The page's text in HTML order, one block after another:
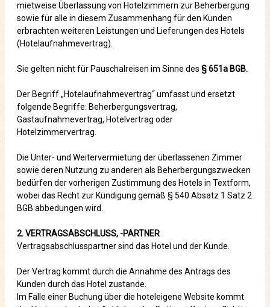
mietweise Überlassung von Hotelzimmern zur Beherbergung
sowie für alle in diesem Zusammenhang für den Kunden
erbrachten weiteren Leistungen und Lieferungen des Hotels
(Hotelaufnahmevertrag).
Sie gelten nicht für Pauschalreisen im Sinne des § 651a BGB.
Der Begriff „Hotelaufnahmevertrag“ umfasst und ersetzt
folgende Begriffe: Beherbergungsvertrag,
Gastaufnahmevertrag, Hotelvertrag oder
Hotelzimmervertrag.
Die Unter- und Weitervermietung der überlassenen Zimmer
sowie deren Nutzung zu anderen als Beherbergungszwecken
bedürfen der vorherigen Zustimmung des Hotels in Textform,
wobei das Recht zur Kündigung gemäß § 540 Absatz 1 Satz 2
BGB abbedungen wird.
2. VERTRAGSABSCHLUSS, -PARTNER
Vertragsabschlusspartner sind das Hotel und der Kunde.
Der Vertrag kommt durch die Annahme des Antrags des
Kunden durch das Hotel zustande.
Im Falle einer Buchung über die hoteleigene Website kommt